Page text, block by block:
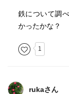
鉄について調
かったかな？
1
rukaさん